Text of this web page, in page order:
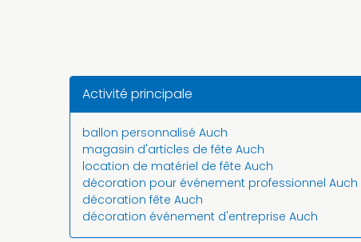
Activité principale
ballon personnalisé Auch
magasin d'articles de fête Auch
location de matériel de fête Auch
décoration pour événement professionnel Auch
décoration fête Auch
décoration événement d'entreprise Auch